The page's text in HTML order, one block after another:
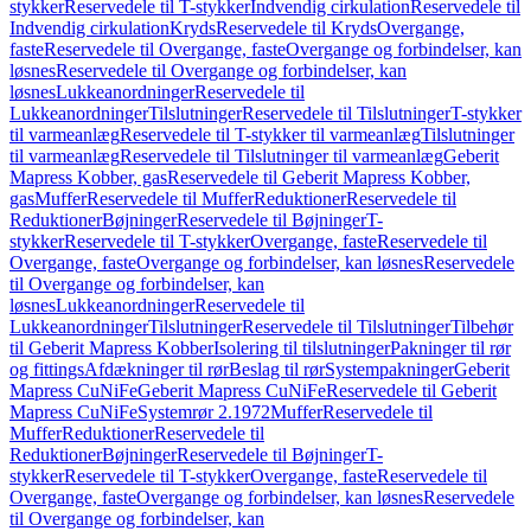
stykkerReservedele til T-stykkerIndvendig cirkulationReservedele til
Indvendig cirkulationKrydsReservedele til KrydsOvergange,
fasteReservedele til Overgange, fasteOvergange og forbindelser, kan
løsnesReservedele til Overgange og forbindelser, kan
løsnesLukkeanordningerReservedele til
LukkeanordningerTilslutningerReservedele til TilslutningerT-stykker
til varmeanlægReservedele til T-stykker til varmeanlægTilslutninger
til varmeanlægReservedele til Tilslutninger til varmeanlægGeberit
Mapress Kobber, gasReservedele til Geberit Mapress Kobber,
gasMufferReservedele til MufferReduktionerReservedele til
ReduktionerBøjningerReservedele til BøjningerT-
stykkerReservedele til T-stykkerOvergange, fasteReservedele til
Overgange, fasteOvergange og forbindelser, kan løsnesReservedele
til Overgange og forbindelser, kan
løsnesLukkeanordningerReservedele til
LukkeanordningerTilslutningerReservedele til TilslutningerTilbehør
til Geberit Mapress KobberIsolering til tilslutningerPakninger til rør
og fittingsAfdækninger til rørBeslag til rørSystempakningerGeberit
Mapress CuNiFeGeberit Mapress CuNiFeReservedele til Geberit
Mapress CuNiFeSystemrør 2.1972MufferReservedele til
MufferReduktionerReservedele til
ReduktionerBøjningerReservedele til BøjningerT-
stykkerReservedele til T-stykkerOvergange, fasteReservedele til
Overgange, fasteOvergange og forbindelser, kan løsnesReservedele
til Overgange og forbindelser, kan